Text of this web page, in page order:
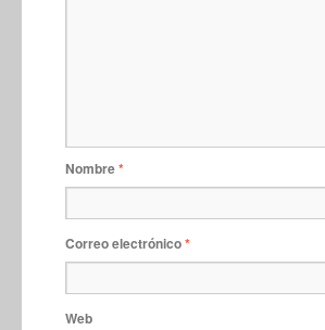
Nombre*
Correo electrónico*
Web